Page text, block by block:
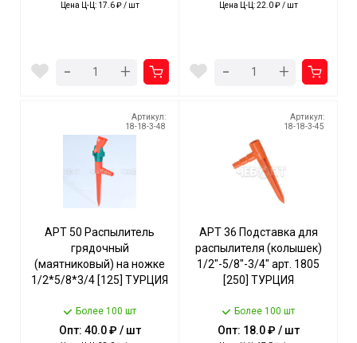
Цена Ц-Ц: 17.6 ₽ / шт
- +
Цена Ц-Ц: 22.0 ₽ / шт
- +
Артикул:
18-18-3-48
АРТ 50 Распылитель
грядочный
(маятниковый) на ножке
1/2*5/8*3/4 [125] ТУРЦИЯ
Более 100 шт
Опт: 40.0 ₽ / шт
Артикул:
18-18-3-45
АРТ 36 Подставка для
распылителя (колышек)
1/2"-5/8"-3/4" арт. 1805
[250] ТУРЦИЯ
Более 100 шт
Опт: 18.0 ₽ / шт